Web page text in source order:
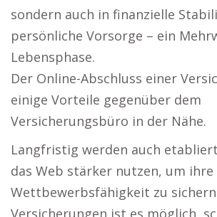
sondern auch in finanzielle
persönliche Vorsorge – ein
Lebensphase.
Der Online-Abschluss einer
einige Vorteile gegenüber dem
Versicherungsbüro in der Nähe.
Langfristig werden auch
das Web stärker nutzen, um ihre
Wettbewerbsfähigkeit zu
Versicherungen ist es möglich,